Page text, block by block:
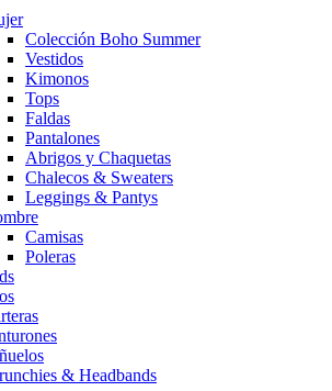
Colección Boho Summer
Vestidos
Kimonos
Tops
Faldas
Pantalones
Abrigos y Chaquetas
Chalecos & Sweaters
Leggings & Pantys
Camisas
Poleras
& Headbands